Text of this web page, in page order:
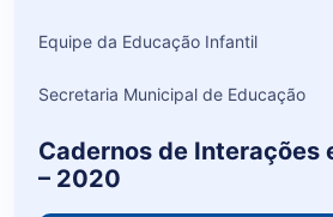
Equipe da Educação Infantil
Secretaria Municipal de Educação
Cadernos de Interações
– 2020